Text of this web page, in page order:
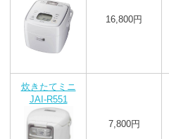
16,800円
炊きたてミニ
JAI-R551
7,800円